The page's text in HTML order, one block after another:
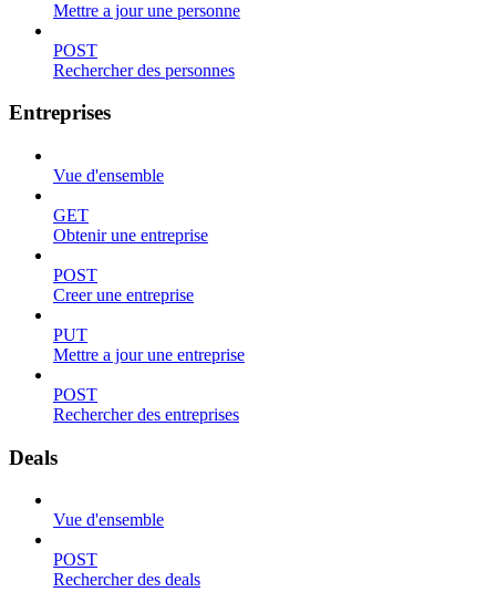
Mettre a jour une personne
POST
Rechercher des personnes
Entreprises
Vue d'ensemble
GET
Obtenir une entreprise
POST
Creer une entreprise
PUT
Mettre a jour une entreprise
POST
Rechercher des entreprises
Deals
Vue d'ensemble
POST
Rechercher des deals